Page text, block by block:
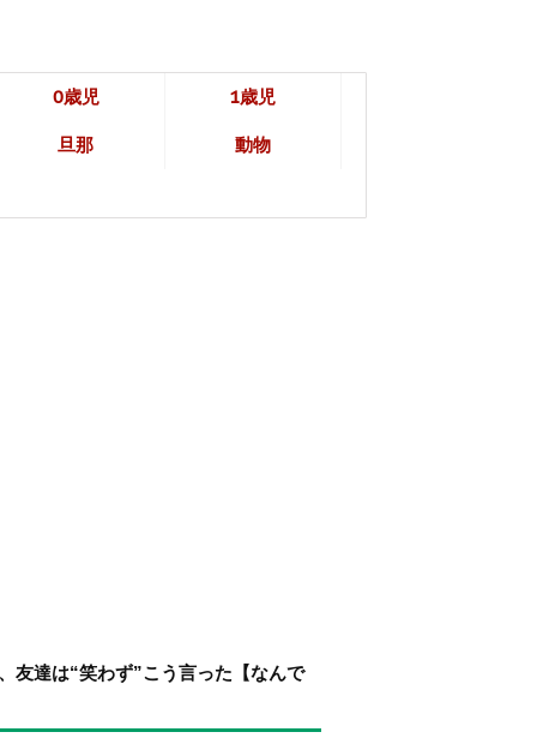
0歳児 1歳児
旦那 動物
友達は“笑わず”こう言った【なんで